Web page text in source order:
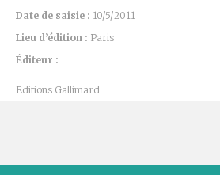
Date de saisie : 10/5/2011
Lieu d’édition : Paris
Éditeur :
Editions Gallimard